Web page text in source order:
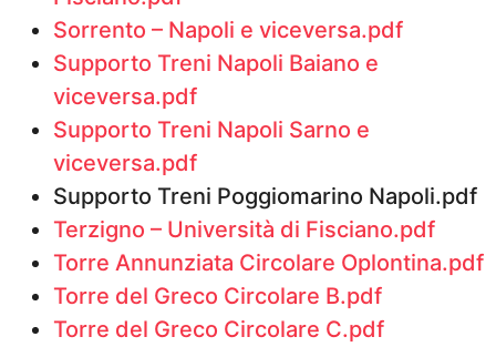
Sorrento – Napoli e viceversa.pdf
Supporto Treni Napoli Baiano e
viceversa.pdf
Supporto Treni Napoli Sarno e
viceversa.pdf
Supporto Treni Poggiomarino Napoli.pdf
Terzigno – Università di Fisciano.pdf
Torre Annunziata Circolare Oplontina.pdf
Torre del Greco Circolare B.pdf
Torre del Greco Circolare C.pdf